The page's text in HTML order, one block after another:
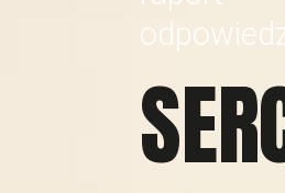
odpowied
SER